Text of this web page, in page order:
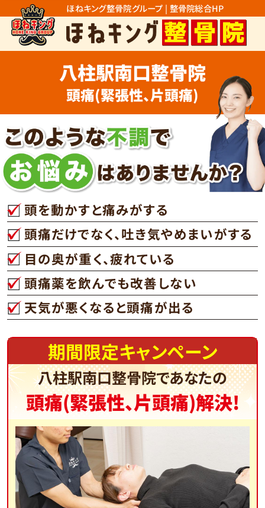
ほねキング整骨院グループ | 整骨院総合HP
八柱駅南口整骨院
頭痛(緊張性、片頭痛)
頭を動かすと痛みがする
頭痛だけでなく、吐き気やめまいがする
目の奥が重く、疲れている
頭痛薬を飲んでも改善しない
天気が悪くなると頭痛が出る
期間限定キャンペーン
八柱駅南口整骨院であなたの
頭痛(緊張性、片頭痛)解決!